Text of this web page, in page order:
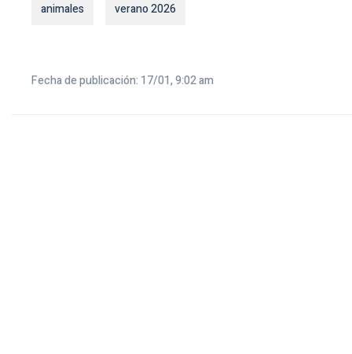
animales verano 2026
Fecha de publicación: 17/01, 9:02 am